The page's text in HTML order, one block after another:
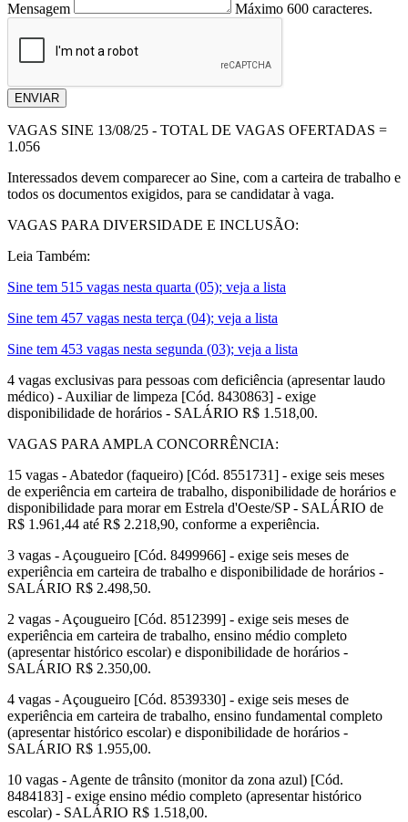
Mensagem Máximo 600 caracteres.
ENVIAR
VAGAS SINE 13/08/25 - TOTAL DE VAGAS OFERTADAS =
1.056
Interessados devem comparecer ao Sine, com a carteira de trabalho e
todos os documentos exigidos, para se candidatar à vaga.
VAGAS PARA DIVERSIDADE E INCLUSÃO:
Leia Também:
Sine tem 515 vagas nesta quarta (05); veja a lista
Sine tem 457 vagas nesta terça (04); veja a lista
Sine tem 453 vagas nesta segunda (03); veja a lista
4 vagas exclusivas para pessoas com deficiência (apresentar laudo
médico) - Auxiliar de limpeza [Cód. 8430863] - exige
disponibilidade de horários - SALÁRIO R$ 1.518,00.
VAGAS PARA AMPLA CONCORRÊNCIA:
15 vagas - Abatedor (faqueiro) [Cód. 8551731] - exige seis meses
de experiência em carteira de trabalho, disponibilidade de horários e
disponibilidade para morar em Estrela d'Oeste/SP - SALÁRIO de
R$ 1.961,44 até R$ 2.218,90, conforme a experiência.
3 vagas - Açougueiro [Cód. 8499966] - exige seis meses de
experiência em carteira de trabalho e disponibilidade de horários -
SALÁRIO R$ 2.498,50.
2 vagas - Açougueiro [Cód. 8512399] - exige seis meses de
experiência em carteira de trabalho, ensino médio completo
(apresentar histórico escolar) e disponibilidade de horários -
SALÁRIO R$ 2.350,00.
4 vagas - Açougueiro [Cód. 8539330] - exige seis meses de
experiência em carteira de trabalho, ensino fundamental completo
(apresentar histórico escolar) e disponibilidade de horários -
SALÁRIO R$ 1.955,00.
10 vagas - Agente de trânsito (monitor da zona azul) [Cód.
8484183] - exige ensino médio completo (apresentar histórico
escolar) - SALÁRIO R$ 1.518,00.